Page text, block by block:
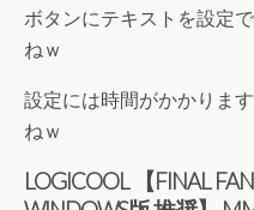
ボタンにテキストを設定
ねｗ
設定には時間がかかりま
ねｗ
LOGICOOL 【FINAL